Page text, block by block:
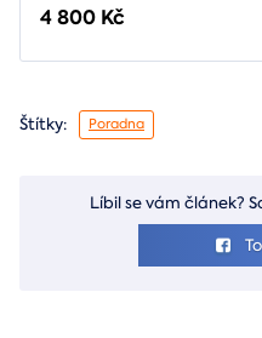
4 800 Kč
Štítky: Poradna
Líbil se vám článek?